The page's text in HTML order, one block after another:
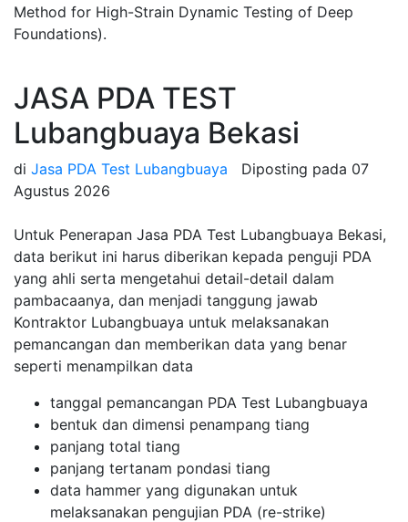
Method for High-Strain Dynamic Testing of Deep
Foundations).
JASA PDA TEST
Lubangbuaya Bekasi
di Jasa PDA Test Lubangbuaya Diposting pada 07
Agustus 2026
Untuk Penerapan Jasa PDA Test Lubangbuaya Bekasi,
data berikut ini harus diberikan kepada penguji PDA
yang ahli serta mengetahui detail-detail dalam
pambacaanya, dan menjadi tanggung jawab
Kontraktor Lubangbuaya untuk melaksanakan
pemancangan dan memberikan data yang benar
seperti menampilkan data
tanggal pemancangan PDA Test Lubangbuaya
bentuk dan dimensi penampang tiang
panjang total tiang
panjang tertanam pondasi tiang
data hammer yang digunakan untuk
melaksanakan pengujian PDA (re-strike)